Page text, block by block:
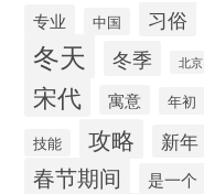
专业 中国 习俗
冬天 冬季 北京
宋代 寓意 年初
技能
攻略 新年
春节期间 是一个